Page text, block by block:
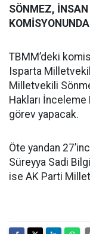
SÖNMEZ,
KOMİSYONUNDA
TBMM’deki
Isparta
Milletvekili
Hakları
görev yapacak.
Öte yandan
Süreyya Sadi
ise AK Parti